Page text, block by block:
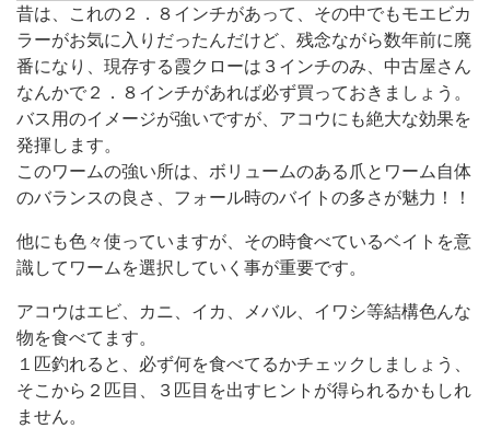
昔は、これの２．８インチがあって、その中でもモエビカ
ラーがお気に入りだったんだけど、残念ながら数年前に廃
番になり、現存する霞クローは３インチのみ、中古屋さん
なんかで２．８インチがあれば必ず買っておきましょう。
バス用のイメージが強いですが、アコウにも絶大な効果を
発揮します。
このワームの強い所は、ボリュームのある爪とワーム自体
のバランスの良さ、フォール時のバイトの多さが魅力！！
他にも色々使っていますが、その時食べているベイトを意
識してワームを選択していく事が重要です。
アコウはエビ、カニ、イカ、メバル、イワシ等結構色んな
物を食べてます。
１匹釣れると、必ず何を食べてるかチェックしましょう、
そこから２匹目、３匹目を出すヒントが得られるかもしれ
ません。